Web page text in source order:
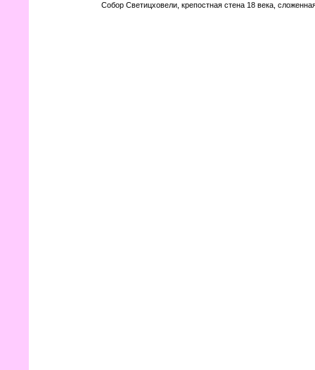
Собор Светицховели, крепостная стена 18 века,